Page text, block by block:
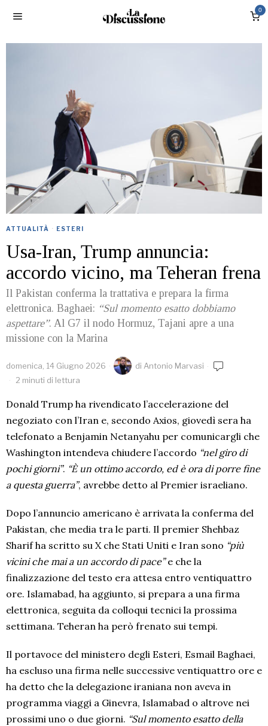
0
ATTUALITÀ · ESTERI
Usa-Iran, Trump annuncia:
accordo vicino, ma Teheran frena
Il Pakistan conferma la trattativa e prepara la firma
elettronica. Baghaei: “Sul momento esatto dobbiamo
aspettare”. Al G7 il nodo Hormuz, Tajani apre a una
missione con la Marina
domenica, 14 Giugno 2026 di Antonio Marvasi
2 minuti di lettura
Donald Trump ha rivendicato l’accelerazione del
negoziato con l’Iran e, secondo Axios, giovedì sera ha
telefonato a Benjamin Netanyahu per comunicargli che
Washington intendeva chiudere l’accordo “nel giro di
pochi giorni”. “È un ottimo accordo, ed è ora di porre fine
a questa guerra”, avrebbe detto al Premier israeliano.
Dopo l’annuncio americano è arrivata la conferma del
Pakistan, che media tra le parti. Il premier Shehbaz
Sharif ha scritto su X che Stati Uniti e Iran sono “più
vicini che mai a un accordo di pace”e che la
finalizzazione del testo era attesa entro ventiquattro
ore. Islamabad, ha aggiunto, si prepara a una firma
elettronica, seguita da colloqui tecnici la prossima
settimana. Teheran ha però frenato sui tempi.
Il portavoce del ministero degli Esteri, Esmail Baghaei,
ha escluso una firma nelle successive ventiquattro ore e
ha detto che la delegazione iraniana non aveva in
programma viaggi a Ginevra, Islamabad o altrove nei
prossimi uno o due giorni. “Sul momento esatto della